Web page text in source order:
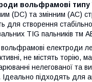
вольфрамові типу
(DC) та змінним (AC)
для створення
TIG пальників тм
електроди
не містять торію,
нелегованої та
Ідеально підходять для